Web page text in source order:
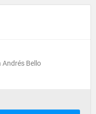
Andrés Bello